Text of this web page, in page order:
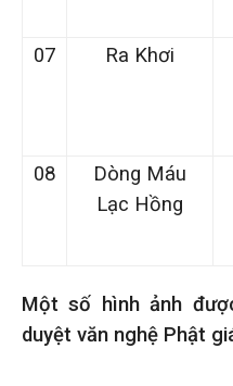
07 Ra Khơi
08
Dòng Máu
Lạc Hồng
Một số hình ảnh
duyệt văn nghệ Phật